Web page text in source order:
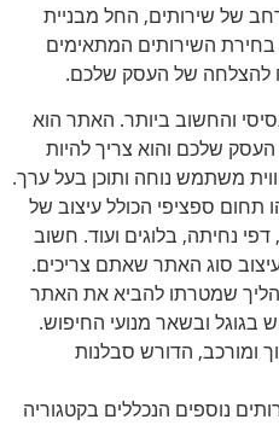
רחב של שירותים, החל מבניית
בחירת השירותים המתאימים
להצלחה של העסק שלכם.
והחשוב ביותר. האתר הוא
שלכם והוא צריך להיות
משתמש נוחה ותוכן בעל ערך.
תחום ספציפי הכולל עיצוב של
דפי נחיתה, בלוגים ועוד. חשוב
סוג האתר שאתם צריכים.
שמטרתו להביא את האתר
ובשאר מנועי החיפוש.
ומורכב, הדורש סבלנות
נוספים הנכללים בקטגוריה